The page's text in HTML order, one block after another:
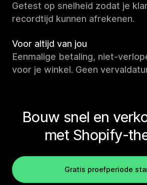
Getest op snelheid zodat je
recordtijd kunnen afrekenen.
Voor altijd van jou
Eenmalige betaling, niet-
voor je winkel. Geen
Bouw snel en
met Shopify-
Gratis proefperiode